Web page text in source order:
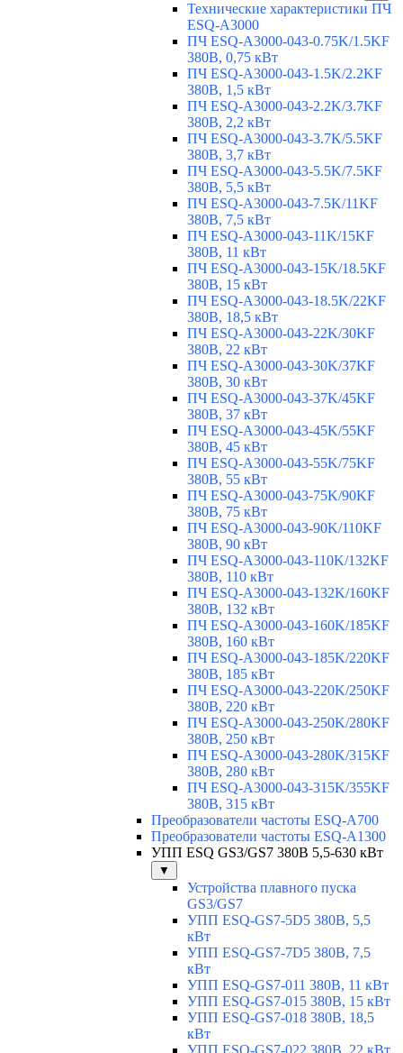
Технические характеристики ПЧ
ESQ-A3000
ПЧ ESQ-A3000-043-0.75K/1.5KF
380В, 0,75 кВт
ПЧ ESQ-A3000-043-1.5K/2.2KF
380В, 1,5 кВт
ПЧ ESQ-A3000-043-2.2K/3.7KF
380В, 2,2 кВт
ПЧ ESQ-A3000-043-3.7K/5.5KF
380В, 3,7 кВт
ПЧ ESQ-A3000-043-5.5K/7.5KF
380В, 5,5 кВт
ПЧ ESQ-A3000-043-7.5K/11KF
380В, 7,5 кВт
ПЧ ESQ-A3000-043-11K/15KF
380В, 11 кВт
ПЧ ESQ-A3000-043-15K/18.5KF
380В, 15 кВт
ПЧ ESQ-A3000-043-18.5K/22KF
380В, 18,5 кВт
ПЧ ESQ-A3000-043-22K/30KF
380В, 22 кВт
ПЧ ESQ-A3000-043-30K/37KF
380В, 30 кВт
ПЧ ESQ-A3000-043-37K/45KF
380В, 37 кВт
ПЧ ESQ-A3000-043-45K/55KF
380В, 45 кВт
ПЧ ESQ-A3000-043-55K/75KF
380В, 55 кВт
ПЧ ESQ-A3000-043-75K/90KF
380В, 75 кВт
ПЧ ESQ-A3000-043-90K/110KF
380В, 90 кВт
ПЧ ESQ-A3000-043-110K/132KF
380В, 110 кВт
ПЧ ESQ-A3000-043-132K/160KF
380В, 132 кВт
ПЧ ESQ-A3000-043-160K/185KF
380В, 160 кВт
ПЧ ESQ-A3000-043-185K/220KF
380В, 185 кВт
ПЧ ESQ-A3000-043-220K/250KF
380В, 220 кВт
ПЧ ESQ-A3000-043-250K/280KF
380В, 250 кВт
ПЧ ESQ-A3000-043-280K/315KF
380В, 280 кВт
ПЧ ESQ-A3000-043-315K/355KF
380В, 315 кВт
Преобразователи частоты ESQ-A700
Преобразователи частоты ESQ-A1300
УПП ESQ GS3/GS7 380В 5,5-630 кВт
▼
Устройства плавного пуска
GS3/GS7
УПП ESQ-GS7-5D5 380В, 5,5
кВт
УПП ESQ-GS7-7D5 380В, 7,5
кВт
УПП ESQ-GS7-011 380В, 11 кВт
УПП ESQ-GS7-015 380В, 15 кВт
УПП ESQ-GS7-018 380В, 18,5
кВт